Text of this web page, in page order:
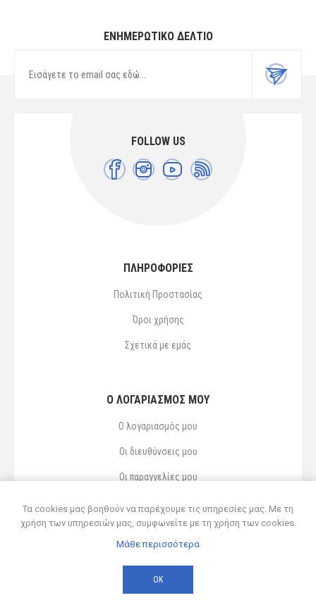
ΕΝΗΜΕΡΩΤΙΚΌ ΔΕΛΤΊΟ
FOLLOW US
ΠΛΗΡΟΦΟΡΙΕΣ
Πολιτική Προστασίας
Όροι χρήσης
Σχετικά με εμάς
Ο ΛΟΓΑΡΙΑΣΜΌΣ ΜΟΥ
Ο λογαριασμός μου
Οι διευθύνσεις μου
Οι παραγγελίες μου
Αγαπημένα
© 2026 Δ ΚΥΡΣΑΝΙΔΗΣ ΚΑΙ ΥΙΟΣ ΟΕ
Τα cookies μας βοηθούν να παρέχουμε τις υπηρεσίες μας. Με τη
χρήση των υπηρεσιών μας, συμφωνείτε με τη χρήση των cookies.
Μάθε περισσότερα
ΟΚ